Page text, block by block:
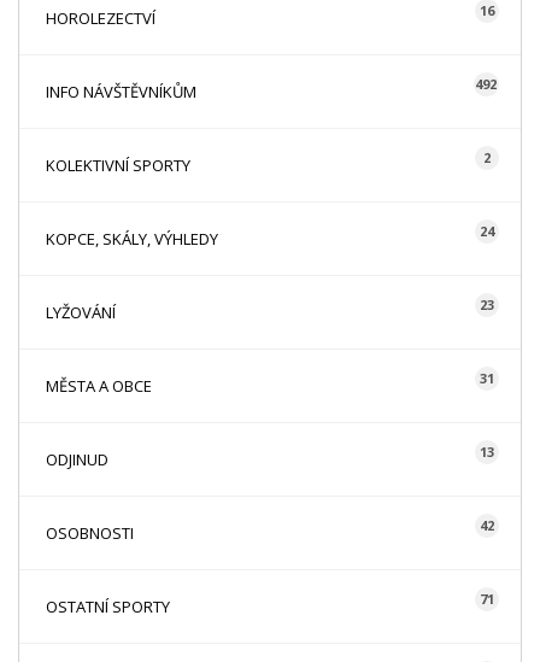
HOROLEZECTVÍ 16
INFO NÁVŠTĚVNÍKŮM 492
KOLEKTIVNÍ SPORTY 2
KOPCE, SKÁLY, VÝHLEDY 24
LYŽOVÁNÍ 23
MĚSTA A OBCE 31
ODJINUD 13
OSOBNOSTI 42
OSTATNÍ SPORTY 71